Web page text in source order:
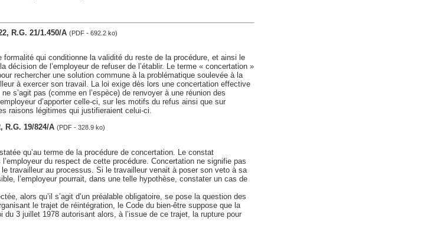
R.G. 21/1.450/A (PDF - 692.2 ko)
formalité qui conditionne la validité du reste de la procédure, et ainsi le
décision de l’employeur de refuser de l’établir. Le terme « concertation »
rechercher une solution commune à la problématique soulevée à la
à exercer son travail. La loi exige dès lors une concertation effective
s’agit pas (comme en l’espèce) de renvoyer à une réunion des
d’apporter celle-ci, sur les motifs du refus ainsi que sur
raisons légitimes qui justifieraient celui-ci.
R.G. 19/824/A (PDF - 328.9 ko)
qu’au terme de la procédure de concertation. Le constat
du respect de cette procédure. Concertation ne signifie pas
travailleur au processus. Si le travailleur venait à poser son veto à sa
l’employeur pourrait, dans une telle hypothèse, constater un cas de
alors qu’il s’agit d’un préalable obligatoire, se pose la question des
le trajet de réintégration, le Code du bien-être suppose que la
3 juillet 1978 autorisant alors, à l’issue de ce trajet, la rupture pour